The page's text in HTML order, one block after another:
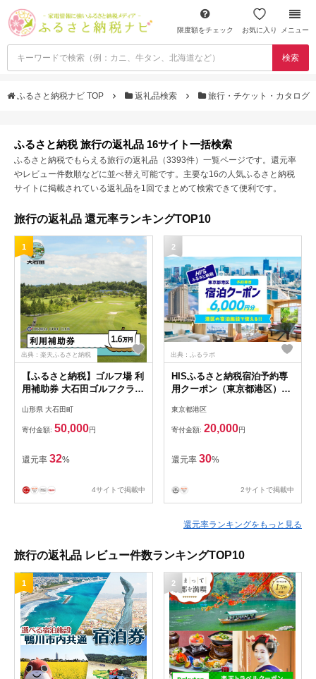
限度額をチェック お気に入り メニュー
検索
ふるさと納税ナビ TOP 返礼品検索 旅行・チケット・カタログ
ふるさと納税 旅行の返礼品 16サイト一括検索
ふるさと納税でもらえる旅行の返礼品（3393件）一覧ページです。還元率
やレビュー件数順などに並べ替え可能です。主要な16の人気ふるさと納税
サイトに掲載されている返礼品を1回でまとめて検索できて便利です。
旅行の返礼品 還元率ランキングTOP10
1
出典：楽天ふるさと納税
【ふるさと納税】ゴルフ場 利
用補助券 大石田ゴルフクラブ
山形県 大石田町
寄付金額: 50,000円
還元率 32%
4サイトで掲載中
2
出典：ふるラボ
HISふるさと納税宿泊予約専
用クーポン（東京都港区）
東京都港区
寄付金額: 20,000円
還元率 30%
2サイトで掲載中
還元率ランキングをもっと見る
旅行の返礼品 レビュー件数ランキングTOP10
1 2